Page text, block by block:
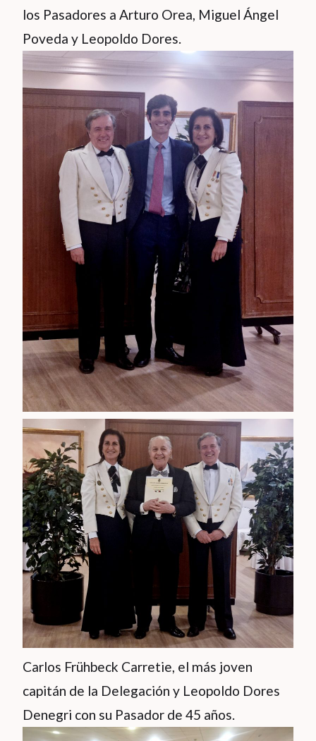
los Pasadores a Arturo Orea, Miguel Ángel
Poveda y Leopoldo Dores.
Carlos Frühbeck Carretie, el más joven
capitán de la Delegación y Leopoldo Dores
Denegri con su Pasador de 45 años.